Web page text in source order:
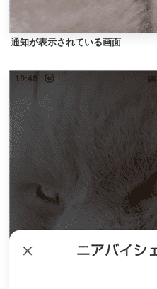
通知が表示されている画面